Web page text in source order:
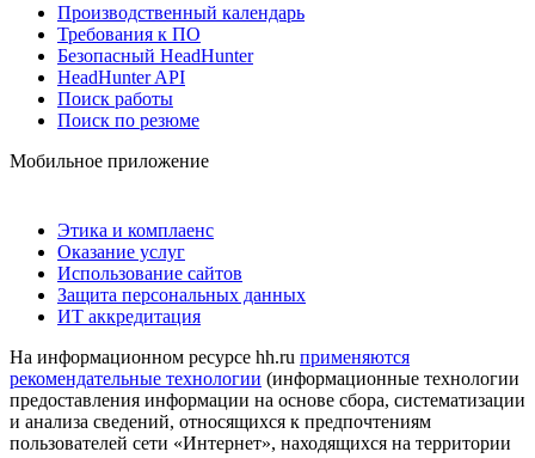
Производственный календарь
Требования к ПО
Безопасный HeadHunter
HeadHunter API
Поиск работы
Поиск по резюме
Мобильное приложение
Этика и комплаенс
Оказание услуг
Использование сайтов
Защита персональных данных
ИТ аккредитация
На информационном ресурсе hh.ru применяются
рекомендательные технологии (информационные технологии
предоставления информации на основе сбора, систематизации
и анализа сведений, относящихся к предпочтениям
пользователей сети «Интернет», находящихся на территории